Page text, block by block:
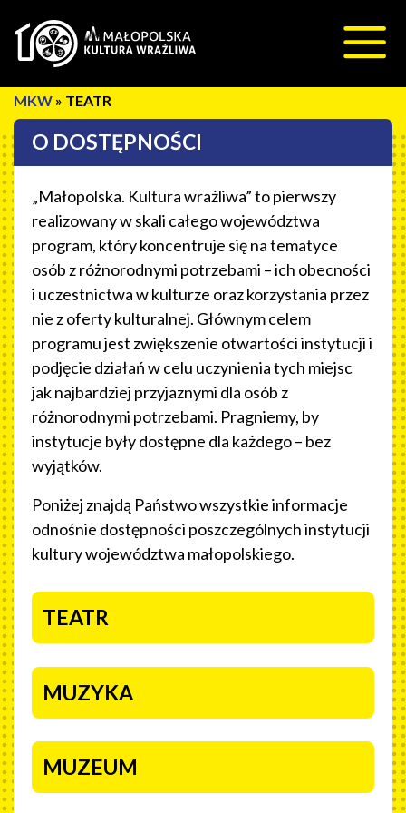
» TEATR
O DOSTĘPNOŚCI
„Małopolska. Kultura wrażliwa” to pierwszy
realizowany w skali całego województwa
program, który koncentruje się na tematyce
osób z różnorodnymi potrzebami – ich obecności
i uczestnictwa w kulturze oraz korzystania przez
nie z oferty kulturalnej. Głównym celem
programu jest zwiększenie otwartości instytucji i
podjęcie działań w celu uczynienia tych miejsc
jak najbardziej przyjaznymi dla osób z
różnorodnymi potrzebami. Pragniemy, by
instytucje były dostępne dla każdego – bez
wyjątków.
Poniżej znajdą Państwo wszystkie informacje
odnośnie dostępności poszczególnych instytucji
kultury województwa małopolskiego.
NASZE INSTYTUCJE
TEATR
MUZYKA
MUZEUM